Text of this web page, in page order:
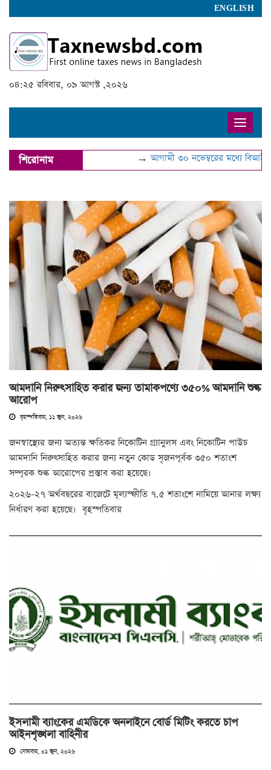
ENGLISH
০৪:২৫ রবিবার, ০৯ আগস্ট ,২০২৬
Toggle
শিরোনাম আগামী ৩০ নভেম্বরের মধ্যে বিআইএন
আমদানি নিরুৎসাহিত করার জন্য তামাকপণ্যে ৩৫০% আমদানি শুল্ক
আরোপ
বৃহস্পতিবার, ১১ জুন, ২০২৬
জনস্বাস্থ্যের জন্য অত্যন্ত ক্ষতিকর নিকোটিন গ্র্যানুলস এবং নিকোটিন পাউচ
আমদানি নিরুৎসাহিত করার জন্য নতুন কোড সৃজনপূর্বক ৩৫০ শতাংশ
সম্পূরক শুল্ক আরোপের প্রস্তাব করা হয়েছে।
২০২৬-২৭ অর্থবছরের বাজেটে মূল্যস্ফীতি ৭.৫ শতাংশে নামিয়ে আনার লক্ষ্য
নির্ধারণ করা হয়েছে। বৃহস্পতিবার
ইসলামী ব্যাংকের এমডিকে অনলাইনে বোর্ড মিটিং করতে চাপ
আইনশৃঙ্খলা বাহিনীর
সোমবার, ০১ জুন, ২০২৬